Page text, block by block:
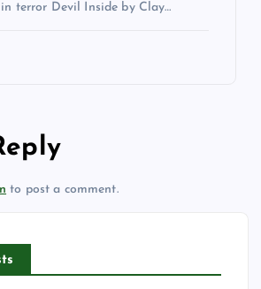
in terror Devil Inside by Clay…
to post a comment.